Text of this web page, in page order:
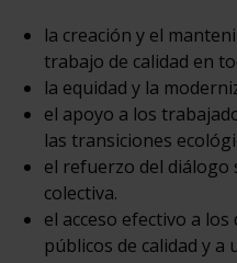
la creación y el
trabajo de calidad en
la equidad y la
el apoyo a los
las transiciones
el refuerzo del diálogo
colectiva.
el acceso efectivo a
públicos de calidad y a